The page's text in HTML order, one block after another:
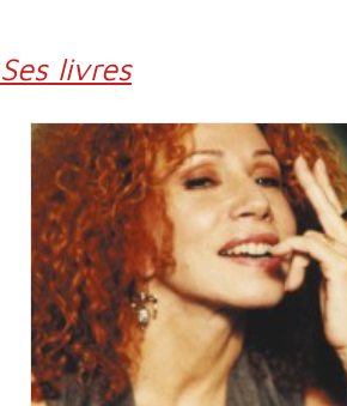
Ses livres